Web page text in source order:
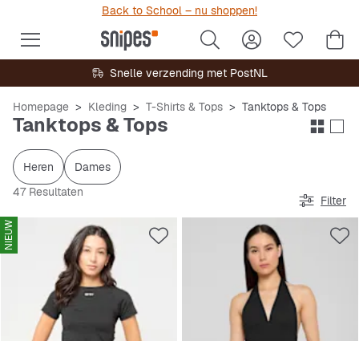
Back to School – nu shoppen!
Snelle verzending met PostNL
Homepage Kleding T-Shirts & Tops Tanktops & Tops
Tanktops & Tops
Heren
Dames
47 Resultaten
Filter
NIEUW